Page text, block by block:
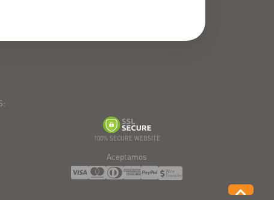
100% SECURE WEBSITE
Aceptamos
Wire
Transfer